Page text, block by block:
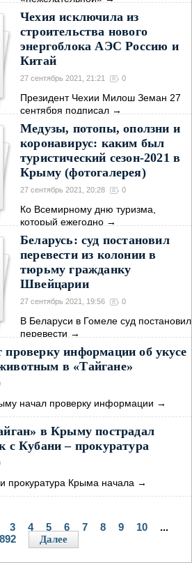
Чехия исключила из
строительства нового
энергоблока АЭС Россию и
Китай
27 сентябрь 2021, 21:21 0
Президент Чехии Милош Земан 27
сентября подписал →
Медузы, потопы, оползни и
коронавирус: каким был
туристический сезон-2021 в
Крыму (фотогалерея)
27 сентябрь 2021, 20:28 0
Ко Всемирному дню туризма,
который ежегодно →
Беларусь: суд постановил
перевести из колонии в
тюрьму гражданку
Швейцарии
27 сентябрь 2021, 19:56 0
В Беларуси в Гомеле суд постановил
перевести →
информации об укусе
в «Тайгане»
начал проверку информации →
в Крыму пострадал
с Кубани – прокуратура
прокуратура Крыма начала →
3 4 5 6 7 8 9 10
...
892
Далее